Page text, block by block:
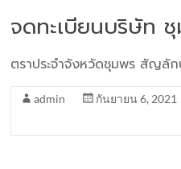
จดทะเบียนบริษัท
ตราประจำจังหวัดชุมพร สัญลั
admin กันยายน 6, 2021